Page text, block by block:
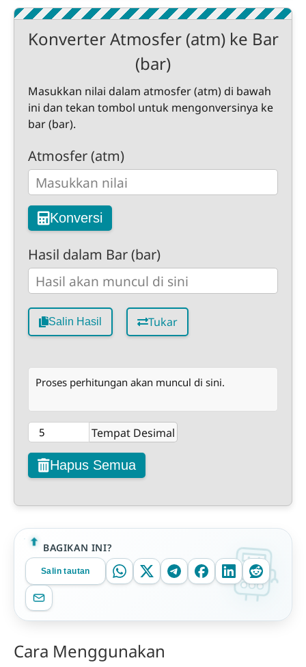
Konverter Atmosfer (atm) ke Bar
(bar)
Masukkan nilai dalam atmosfer (atm) di bawah
ini dan tekan tombol untuk mengonversinya ke
bar (bar).
Atmosfer (atm)
Konversi
Hasil dalam Bar (bar)
Salin Hasil Tukar
Proses perhitungan akan muncul di sini.
Tempat Desimal
Hapus Semua
BAGIKAN INI?
Salin tautan
Cara Menggunakan